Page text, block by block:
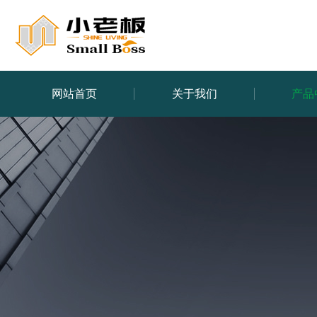
网站首页 关于我们 产品